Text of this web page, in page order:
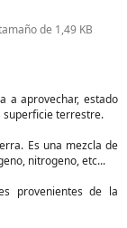
de 1,49 KB
a aprovechar, estado
superficie terrestre.
Es una mezcla de
nitrogeno, etc...
provenientes de la